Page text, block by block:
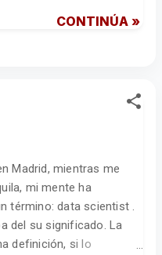
bien con el uso del
términos como: bio-
a la biología,
por un tema de marca
quizás otra entrada...),
utilizar y por qué no,
CONTINÚA »
Madrid, mientras me
mi mente ha
término: data scientist .
del su significado. La
definición, si lo